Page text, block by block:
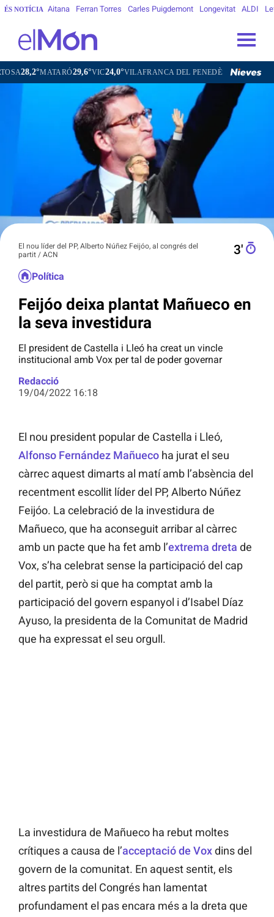
ÉS NOTÍCIA Aitana Ferran Torres Carles Puigdemont Longevitat ALDI
MATARÓ29,6°VIC24,0°VILAFRANCA DEL PENEDÈS 26,5°VILANOVA I LA
El nou líder del PP, Alberto Núñez Feijóo, al congrés del
partit / ACN
3′
Política
Feijóo deixa plantat Mañueco en
la seva investidura
El president de Castella i Lleó ha creat un vincle
institucional amb Vox per tal de poder governar
Redacció
19/04/2022 16:18
El nou president popular de Castella i Lleó,
Alfonso Fernández Mañueco ha jurat el seu
càrrec aquest dimarts al matí amb l’absència del
recentment escollit líder del PP, Alberto Núñez
Feijóo. La celebració de la investidura de
Mañueco, que ha aconseguit arribar al càrrec
amb un pacte que ha fet amb l’extrema dreta de
Vox, s’ha celebrat sense la participació del cap
del partit, però si que ha comptat amb la
participació del govern espanyol i d’Isabel Díaz
Ayuso, la presidenta de la Comunitat de Madrid
que ha expressat el seu orgull.
La investidura de Mañueco ha rebut moltes
crítiques a causa de l’acceptació de Voxdins del
govern de la comunitat. En aquest sentit, els
altres partits del Congrés han lamentat
profundament el pas encara més a la dreta que